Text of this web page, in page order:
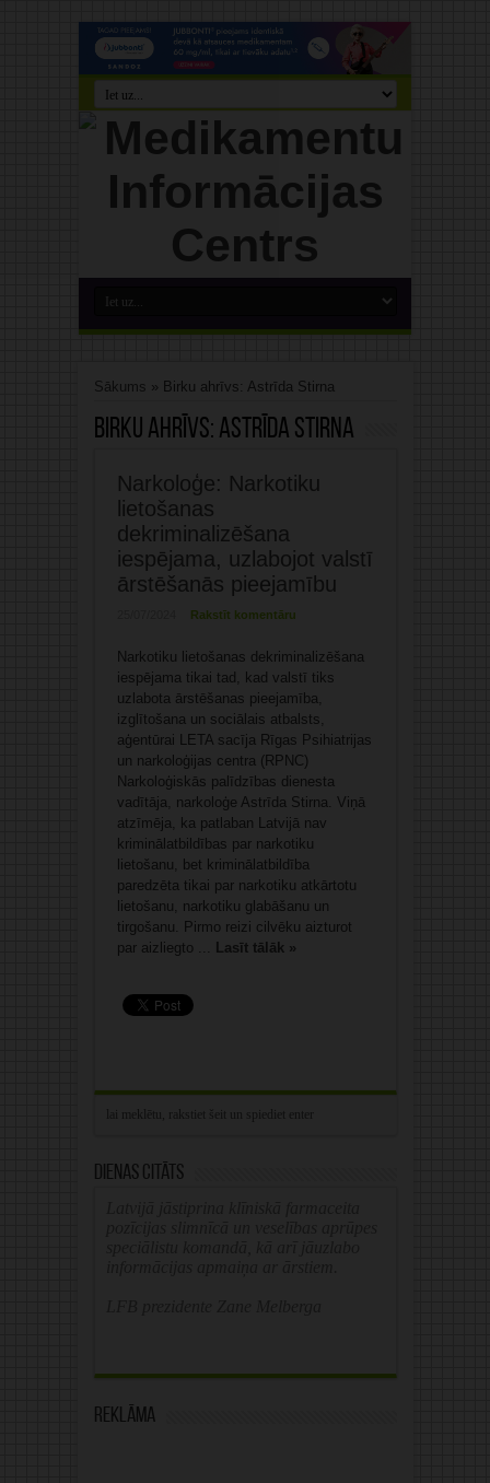
Sākums » Birku ahrīvs: Astrīda Stirna
Birku ahrīvs: Astrīda Stirna
Narkoloģe: Narkotiku
lietošanas
dekriminalizēšana
iespējama, uzlabojot valstī
ārstēšanās pieejamību
Rakstīt komentāru
Narkotiku lietošanas dekriminalizēšana
iespējama tikai tad, kad valstī tiks
uzlabota ārstēšanas pieejamība,
izglītošana un sociālais atbalsts,
aģentūrai LETA sacīja Rīgas Psihiatrijas
un narkoloģijas centra (RPNC)
Narkoloģiskās palīdzības dienesta
vadītāja, narkoloģe Astrīda Stirna. Viņā
atzīmēja, ka patlaban Latvijā nav
kriminālatbildības par narkotiku
lietošanu, bet kriminālatbildība
paredzēta tikai par narkotiku atkārtotu
lietošanu, narkotiku glabāšanu un
tirgošanu. Pirmo reizi cilvēku aizturot
par aizliegto ... Lasīt tālāk »
Dienas citāts
Reklāma